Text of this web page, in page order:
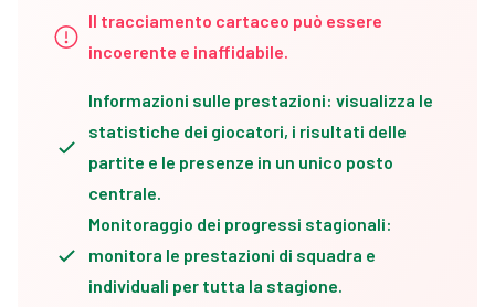
Il tracciamento cartaceo può essere
incoerente e inaffidabile.
Informazioni sulle prestazioni: visualizza le
statistiche dei giocatori, i risultati delle
partite e le presenze in un unico posto
centrale.
Monitoraggio dei progressi stagionali:
monitora le prestazioni di squadra e
individuali per tutta la stagione.